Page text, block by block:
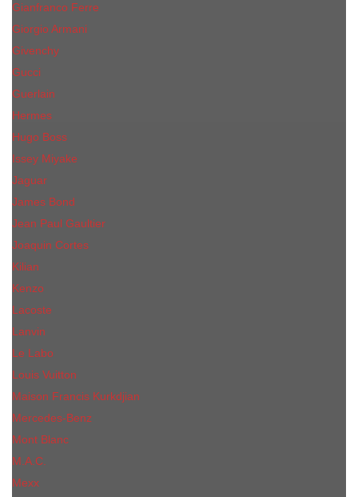
Gianfranco Ferre
Giorgio Armani
Givenchy
Gucci
Guerlain
Hermes
Hugo Boss
Issey Miyake
Jaguar
James Bond
Jean Paul Gaultier
Joaquin Сortes
Kilian
Kenzo
Lacoste
Lanvin
Le Labo
Louis Vuitton
Maison Francis Kurkdjian
Mercedes-Benz
Mont Blanc
M.А.C.
Mexx